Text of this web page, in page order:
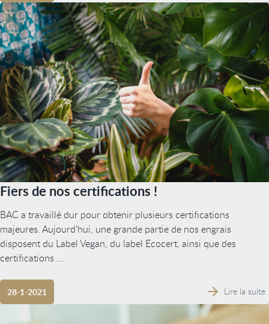
Fiers de nos certifications !
BAC a travaillé dur pour obtenir plusieurs certifications
majeures. Aujourd’hui, une grande partie de nos engrais
disposent du Label Vegan, du label Ecocert, ainsi que des
certifications ...
28-1-2021 Lire la suite